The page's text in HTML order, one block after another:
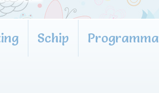
Schip Programma